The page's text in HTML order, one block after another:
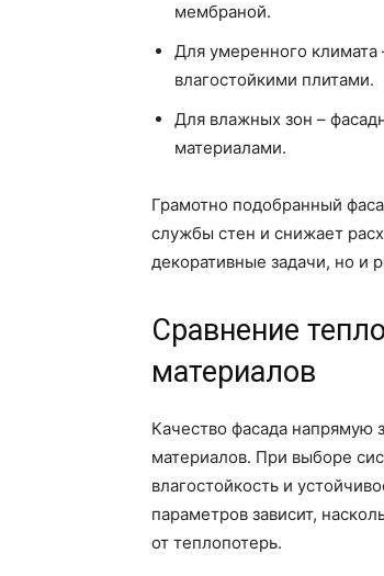
мембраной.
Для умеренного
влагостойкими плитами.
Для влажных зон –
материалами.
Грамотно подобранный
службы стен и снижает
декоративные задачи, но и
Сравнение
материалов
Качество фасада напрямую
материалов. При выборе
влагостойкость и
параметров зависит,
от теплопотерь.